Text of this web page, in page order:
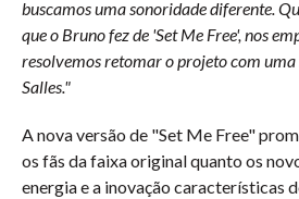
buscamos uma sonoridade diferente.
que o Bruno fez de 'Set Me Free', nos
resolvemos retomar o projeto com
Salles."
A nova versão de "Set Me Free"
os fãs da faixa original quanto os
energia e a inovação características